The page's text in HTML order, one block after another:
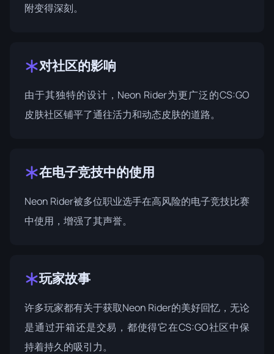
附变得深刻。
对社区的影响
由于其独特的设计，Neon Rider为更广泛的CS:GO
皮肤社区铺平了通往活力和动态皮肤的道路。
在电子竞技中的使用
Neon Rider被多位职业选手在高风险的电子竞技比赛
中使用，增强了其声誉。
玩家故事
许多玩家都有关于获取Neon Rider的美好回忆，无论
是通过开箱还是交易，都使得它在CS:GO社区中保
持着持久的吸引力。